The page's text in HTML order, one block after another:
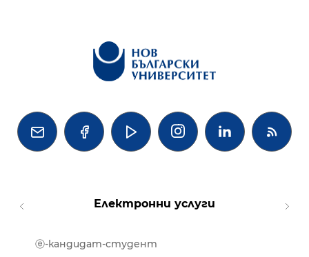
   
Електронни услуги
ⓔ-кандидат-студент